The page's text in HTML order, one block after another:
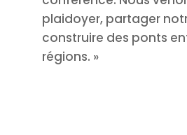
plaidoyer, partager
construire des ponts
régions. »